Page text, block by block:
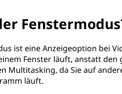
ist eine Anzeigeoption bei
Fenster läuft, anstatt den
Multitasking, da Sie auf
läuft.